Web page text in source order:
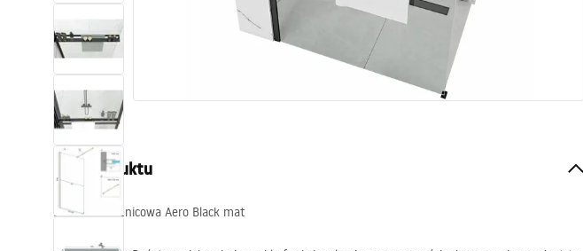
Baterie
Natryski
Kuchnia
Akcesoria i meble łazienkowe
Opis produktu
Ścianka prysznicowa Aero Black mat